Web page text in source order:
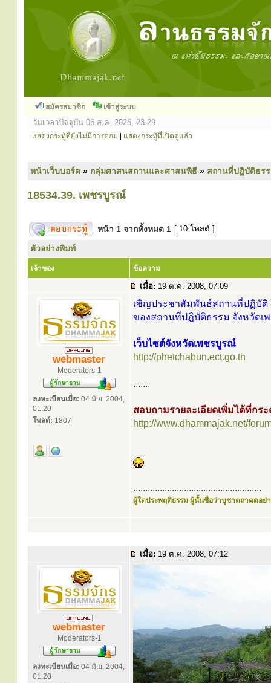
สมัครสมาชิก เข้าสู่ระบบ
วันเวลาปัจจุบัน 06 ส.ค. 2026, 23:29
แสดงกระทู้ที่ยังไม่มีการตอบ แสดงกระทู้ที่เปิดดูแล้ว
หน้าเว็บบอร์ด » กลุ่มศาสนสถานและศาสนพิธี » สถานที่ปฏิบัติธร
18534.39. เพชรบูรณ์
หน้า 1 จากทั้งหมด 1 [ 10 โพสต์ ]
ตัวอย่างพิมพ์
เจ้าของ ข้อความ
เมื่อ: 19 ต.ค. 2008, 07:09
webmaster
Moderators-1
ลงทะเบียนเมื่อ: 04 มิ.ย. 2004,
01:20
โพสต์: 1807
เชิญประชาสัมพันธ์สถานที่ปฏิบัติ
ของสถานที่ปฏิบัติธรรม จังหวัดเ
เว็บไซต์จังหวัดเพชรบูรณ์
http://phetchabun.ect.go.th
.......
สอบถามรายละเอียดเพิ่มได้ที่กร
http://www.dhammajak.net/
.....................................................
ผู้ใดประพฤติธรรม ผู้นั้นชื่อว่าบูชาตถาคตอย่า
เมื่อ: 19 ต.ค. 2008, 07:12
webmaster
Moderators-1
ลงทะเบียนเมื่อ: 04 มิ.ย. 2004,
01:20